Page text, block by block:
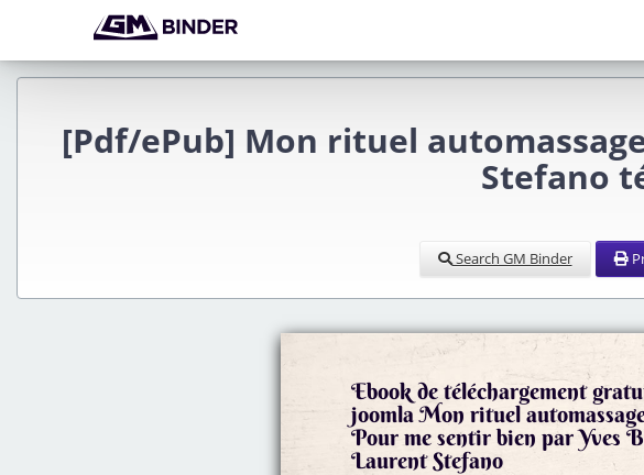
[Pdf/ePub] Mon rituel
Stefano
Search GM Binder
Ebook de téléchargement
joomla Mon rituel
Pour me sentir bien par Yves
Laurent Stefano